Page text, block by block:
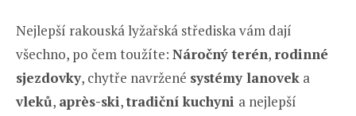
Nejlepší rakouská lyžařská střediska vám dají
všechno, po čem toužíte: Náročný terén, rodinné
sjezdovky, chytře navržené systémy lanovek a
vleků, après-ski,tradiční kuchyni a nejlepší